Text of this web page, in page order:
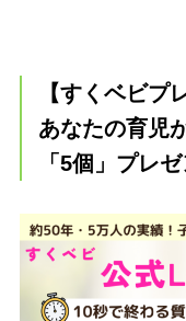
【すくベビプ
あなたの育児
「5個」プレゼ